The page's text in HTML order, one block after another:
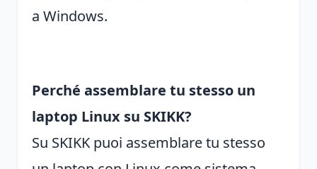
a Windows.
Perché assemblare tu stesso un
laptop Linux su SKIKK?
Su SKIKK puoi assemblare tu stesso